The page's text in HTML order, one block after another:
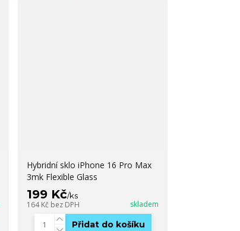
Hybridní sklo iPhone 16 Pro Max
3mk Flexible Glass
199 Kč/ks
164 Kč bez DPH skladem
Přidat do košíku